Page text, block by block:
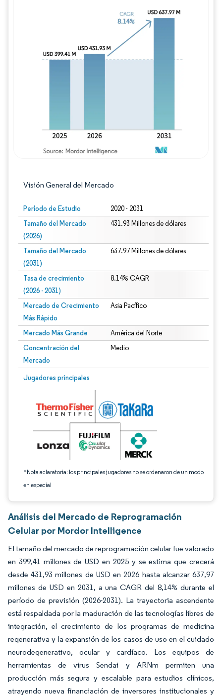
Visión General del Mercado
Período de Estudio 2020 - 2031
Tamaño del Mercado
(2026)
431.93 Millones de dólares
Tamaño del Mercado
(2031)
637.97 Millones de dólares
Tasa de crecimiento
(2026 - 2031)
8.14% CAGR
Mercado de Crecimiento
Más Rápido
Asia Pacífico
Mercado Más Grande América del Norte
Concentración del
Mercado
Medio
Jugadores principales
*Nota aclaratoria: los principales jugadores no se ordenaron de un modo
en especial
Imagen © Mordor Intelligence. El uso requiere atribución según CC BY 4.0.
Análisis del Mercado de Reprogramación
Celular por Mordor Intelligence
El tamaño del mercado de reprogramación celular fue valorado
en 399,41 millones de USD en 2025 y se estima que crecerá
desde 431,93 millones de USD en 2026 hasta alcanzar 637,97
millones de USD en 2031, a una CAGR del 8,14% durante el
período de previsión (2026-2031). La trayectoria ascendente
está respaldada por la maduración de las tecnologías libres de
integración, el crecimiento de los programas de medicina
regenerativa y la expansión de los casos de uso en el cuidado
neurodegenerativo, ocular y cardíaco. Los equipos de
herramientas de virus Sendai y ARNm permiten una
producción más segura y escalable para estudios clínicos,
atrayendo nueva financiación de inversores institucionales y